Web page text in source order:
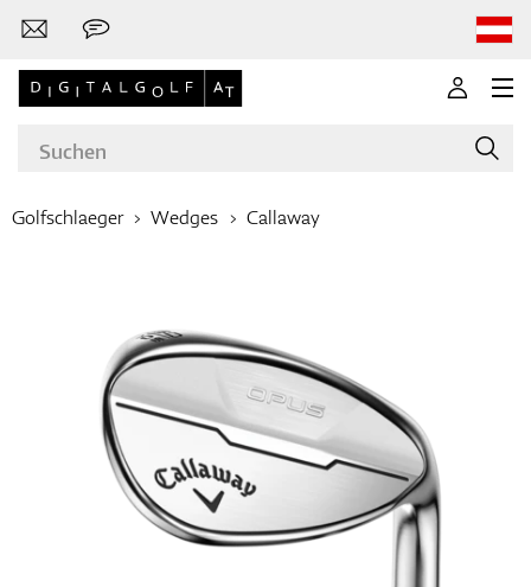
Golfschläger
Bekleidung
Golfschlaeger Wedges Callaway